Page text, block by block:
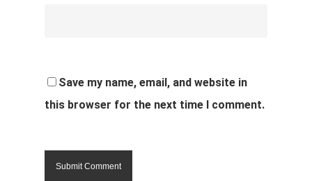
Save my name, email, and website in
this browser for the next time I comment.